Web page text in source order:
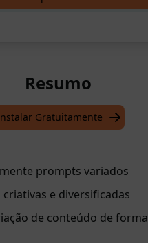
Resumo
Gratuitamente
prompts variados
criativas e diversificadas
de conteúdo de forma